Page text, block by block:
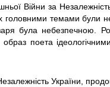
Війни за
головними темами були
була небезпечною.
образ поета
Незалежність України,